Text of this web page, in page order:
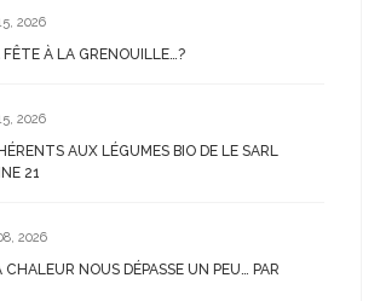
2026
FÊTE À LA GRENOUILLE…?
2026
AUX LÉGUMES BIO DE LE SARL
21
2026
NOUS DÉPASSE UN PEU… PAR